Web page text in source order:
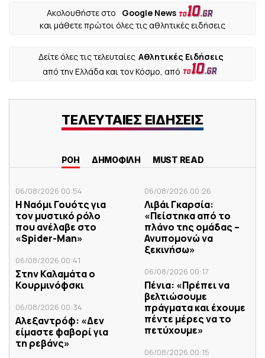
Ακολουθήστε στο
Google News
και μάθετε πρώτοι όλες τις αθλητικές ειδήσεις
Δείτε όλες τις τελευταίες Αθλητικές Ειδήσεις
από την Ελλάδα και τον Κόσμο, από
ΤΕΛΕΥΤΑΙΕΣ ΕΙΔΗΣΕΙΣ
ΡΟΗ ΔΗΜΟΦΙΛΗ MUST READ
06/08/2026 00:54
Η Ναόμι Γουότς για
τον μυστικό ρόλο
που ανέλαβε στο
«Spider-Man»
06/08/2026 00:41
Στην Καλαμάτα ο
Κουρμινόφσκι
06/08/2026 00:34
Αλεξαντρόφ: «Δεν
είμαστε φαβορί για
τη ρεβάνς»
06/08/2026 00:26
Λιβάι Γκαρσία:
«Πείστηκα από το
πλάνο της ομάδας –
Ανυπομονώ να
ξεκινήσω»
06/08/2026 00:17
Πένια: «Πρέπει να
βελτιώσουμε
πράγματα και έχουμε
πέντε μέρες να το
πετύχουμε»
06/08/2026 00:15